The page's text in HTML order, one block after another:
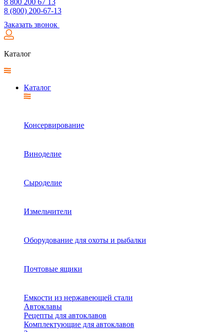
8 800 200 67 13
8 (800) 200-67-13
Заказать звонок
Каталог
Каталог
Консервирование
Виноделие
Сыроделие
Измельчители
Оборудование для охоты и рыбалки
Почтовые ящики
Емкости из нержавеющей стали
Автоклавы
Рецепты для автоклавов
Комплектующие для автоклавов